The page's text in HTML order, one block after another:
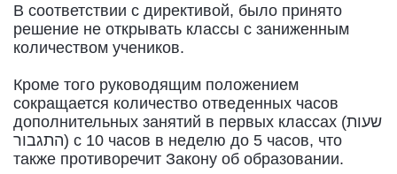
В соответствии с директивой, было принято
решение не открывать классы с заниженным
количеством учеников.
Кроме того руководящим положением
сокращается количество отведенных часов
дополнительных занятий в первых классах (שעות
התגבור) с 10 часов в неделю до 5 часов, что
также противоречит Закону об образовании.